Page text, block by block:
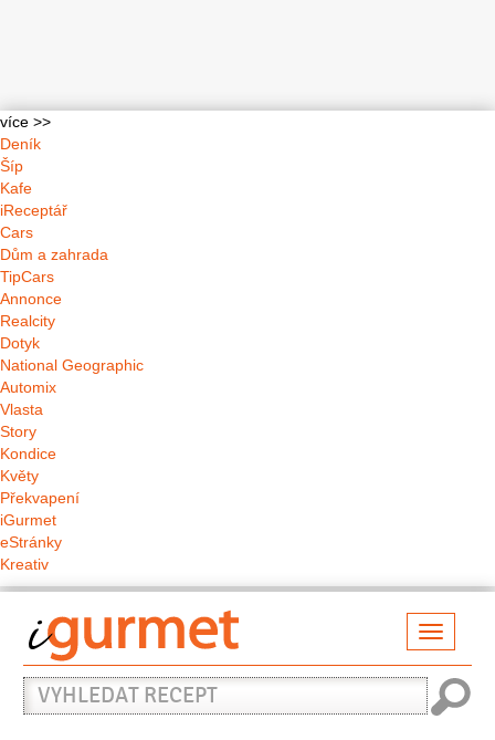
více >>
Deník
Šíp
Kafe
iReceptář
Cars
Dům a zahrada
TipCars
Annonce
Realcity
Dotyk
National Geographic
Automix
Vlasta
Story
Kondice
Květy
Překvapení
iGurmet
eStránky
Kreativ
Vyhledat
recept